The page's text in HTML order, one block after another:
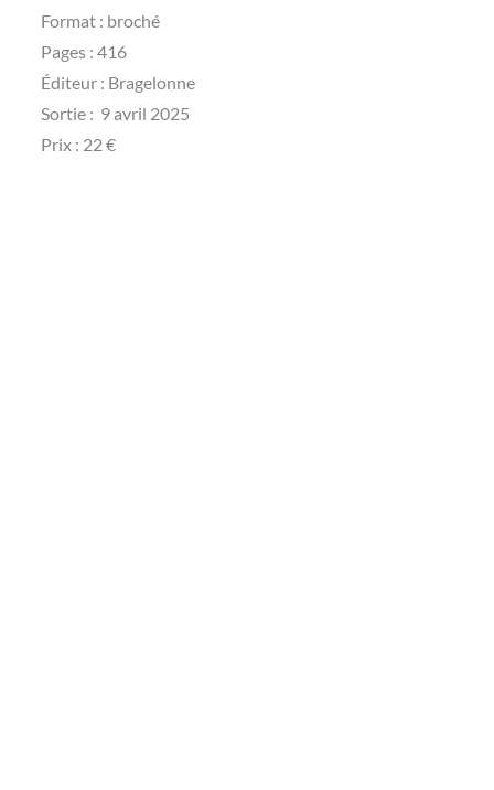
Format : broché
Pages : 416
Éditeur ‏: ‎Bragelonne
Sortie : ‎ 9 avril 2025
Prix : 22 €